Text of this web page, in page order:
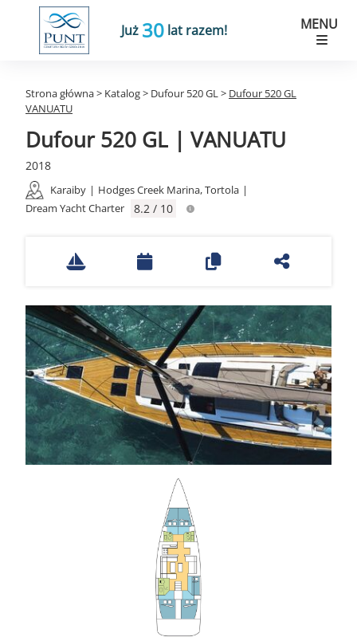
Już 30 lat razem! MENU
Strona główna> Katalog> Dufour 520 GL> Dufour 520 GL
VANUATU
Dufour 520 GL | VANUATU
2018
Karaiby | Hodges Creek Marina, Tortola |
Dream Yacht Charter
8.2 / 10